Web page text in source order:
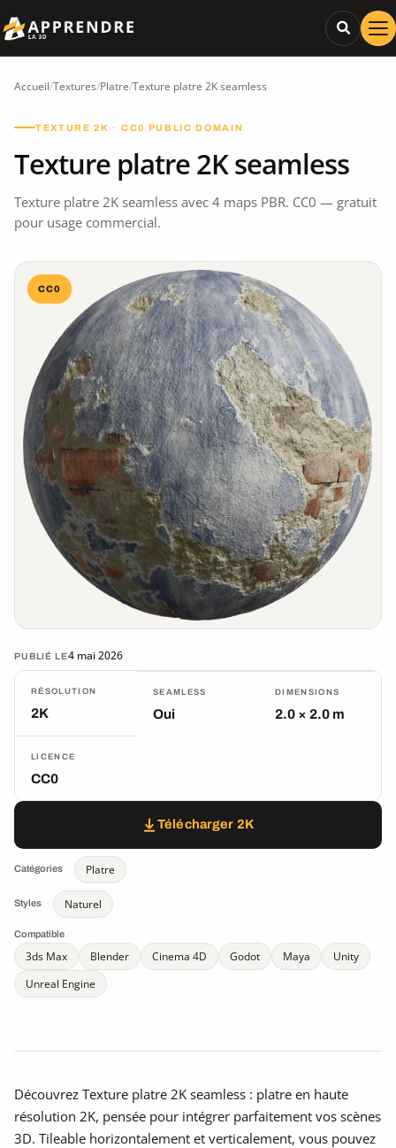
Accueil/Textures/Platre/Texture platre 2K seamless
TEXTURE 2K · CC0 PUBLIC DOMAIN
Texture platre 2K seamless
Texture platre 2K seamless avec 4 maps PBR. CC0 — gratuit
pour usage commercial.
CC0
PUBLIÉ LE4 mai 2026
RÉSOLUTION
2K
SEAMLESS
Oui
DIMENSIONS
2.0 × 2.0 m
LICENCE
CC0
Télécharger 2K
Catégories Platre
Styles Naturel
Compatible
3ds Max Blender Cinema 4D Godot Maya
Unity
Unreal Engine
Découvrez Texture platre 2K seamless : platre en haute
résolution 2K, pensée pour intégrer parfaitement vos scènes
3D. Tileable horizontalement et verticalement, vous pouvez